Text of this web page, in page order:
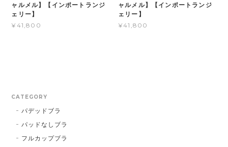
ャルメル】【インポートランジ
ェリー】
¥41,800
ャルメル】【インポートランジ
ェリー】
¥41,800
CATEGORY
パデッドブラ
パッドなしブラ
フルカップブラ